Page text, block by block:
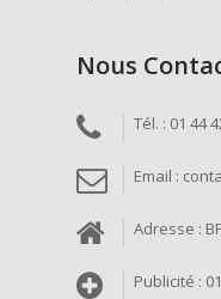
Nous
Tél. : 01 44
Email :
Adresse :
Publicité :